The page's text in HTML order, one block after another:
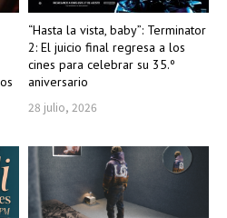
“Hasta la vista, baby”: Terminator
2: El juicio final regresa a los
cines para celebrar su 35.º
aniversario
28 julio, 2026